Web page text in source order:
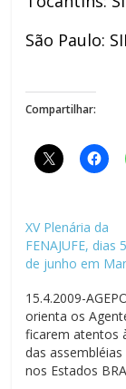
São Paulo:
Compartilhar:
XV Plenária da
FENAJUFE, dias
de junho em
15.4.2009-
orienta os
ficarem atentos
das assembléias
nos Estados